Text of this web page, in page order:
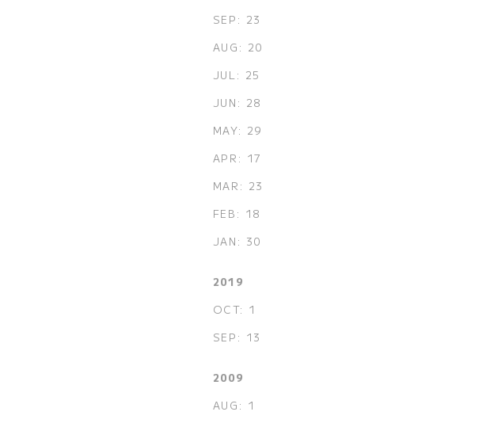
SEP: 23
AUG: 20
JUL: 25
JUN: 28
MAY: 29
APR: 17
MAR: 23
FEB: 18
JAN: 30
2019
OCT: 1
SEP: 13
2009
AUG: 1